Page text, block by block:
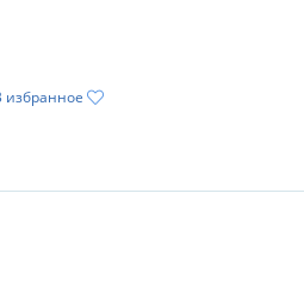
избранное